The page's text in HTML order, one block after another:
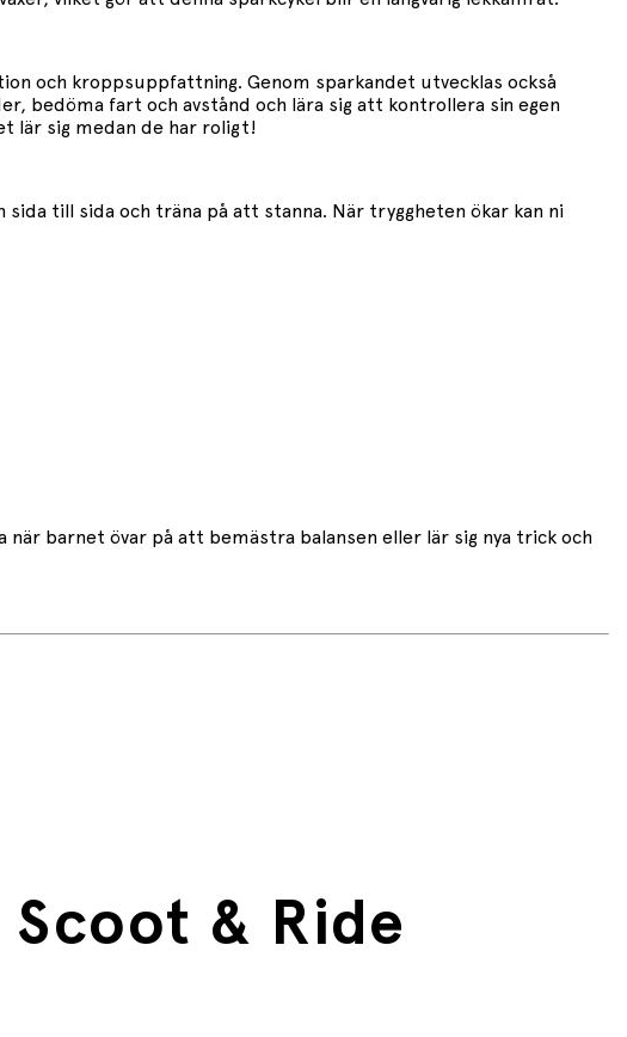
och kroppsuppfattning. Genom sparkandet utvecklas också
bedöma fart och avstånd och lära sig att kontrollera sin egen
lär sig medan de har roligt!
sida till sida och träna på att stanna. När tryggheten ökar kan ni
när barnet övar på att bemästra balansen eller lär sig nya trick och
& Ride